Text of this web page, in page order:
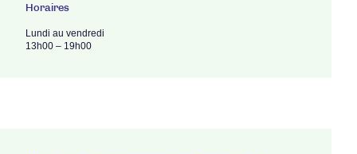
Horaires
Lundi au vendredi
13h00 – 19h00